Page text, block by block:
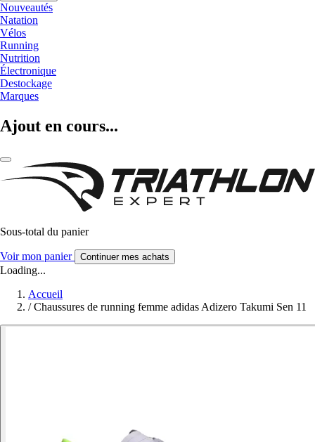
Nouveautés
Natation
Vélos
Running
Nutrition
Électronique
Destockage
Marques
Ajout en cours...
Sous-total du panier
Voir mon panier Continuer mes achats
Loading...
Accueil
/ Chaussures de running femme adidas Adizero Takumi Sen 11